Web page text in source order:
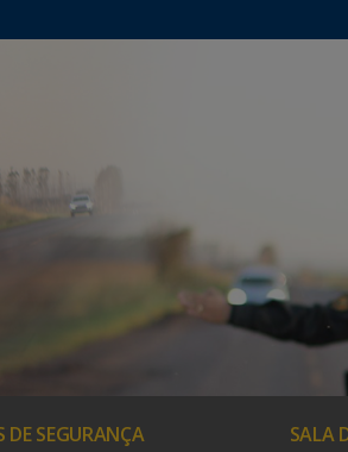
DE SEGURANÇA SALA